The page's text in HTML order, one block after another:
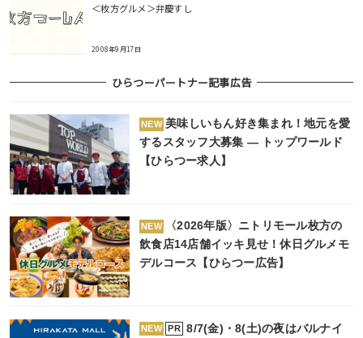
＜枚方グルメ＞弁慶すし
2008年9月17日
ひらつーパートナー記事広告
NEW 美味しいもん好き集まれ！地元を愛
するスタッフ大募集 ― トップワールド
【ひらつー求人】
NEW
〈2026年版〉ニトリモール枚方の
飲食店14店舗イッキ見せ！休日グルメモ
デルコース【ひらつー広告】
NEW PR 8/7(金)・8(土)の夜はバルナイ